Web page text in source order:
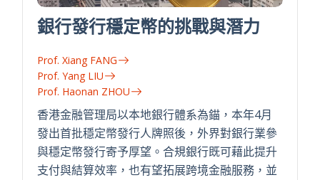
銀行發行穩定幣的挑戰與潛力
Prof. Xiang FANG
Prof. Yang LIU
Prof. Haonan ZHOU
香港金融管理局以本地銀行體系為錨，本年4月
發出首批穩定幣發行人牌照後，外界對銀行業參
與穩定幣發行寄予厚望。合規銀行既可藉此提升
支付與結算效率，也有望拓展跨境金融服務，並